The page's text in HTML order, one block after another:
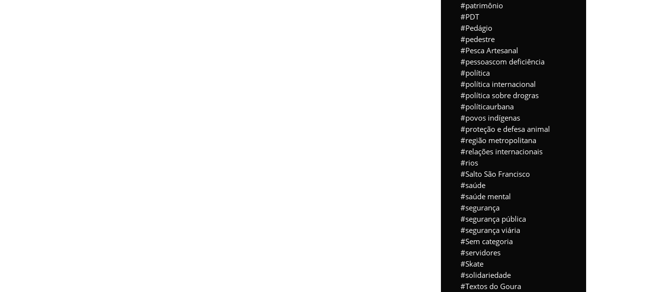
patrimônio
PDT
Pedágio
pedestre
Pesca Artesanal
pessoascom deficiência
política
política internacional
política sobre drogras
políticaurbana
povos indígenas
proteção e defesa animal
região metropolitana
relações internacionais
rios
Salto São Francisco
saúde
saúde mental
segurança
segurança pública
segurança viária
Sem categoria
servidores
Skate
solidariedade
Textos do Goura